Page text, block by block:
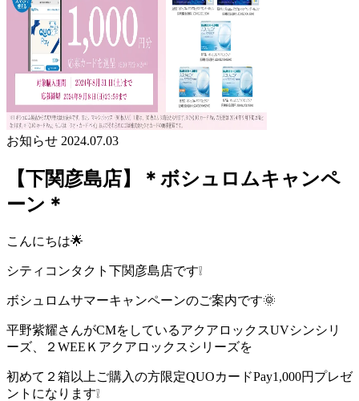
お知らせ 2024.07.03
【下関彦島店】＊ボシュロムキャンペ
ーン＊
こんにちは🌟
シティコンタクト下関彦島店です❕
ボシュロムサマーキャンペーンのご案内です🌞
平野紫耀さんがCMをしているアクアロックスUVシンシリ
ーズ、２WEEＫアクアロックスシリーズを
初めて２箱以上ご購入の方限定QUOカードPay1,000円プレゼ
ントになります❕